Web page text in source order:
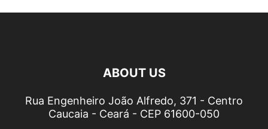
ABOUT US
Rua Engenheiro João Alfredo, 371 - Centro
Caucaia - Ceará - CEP 61600-050